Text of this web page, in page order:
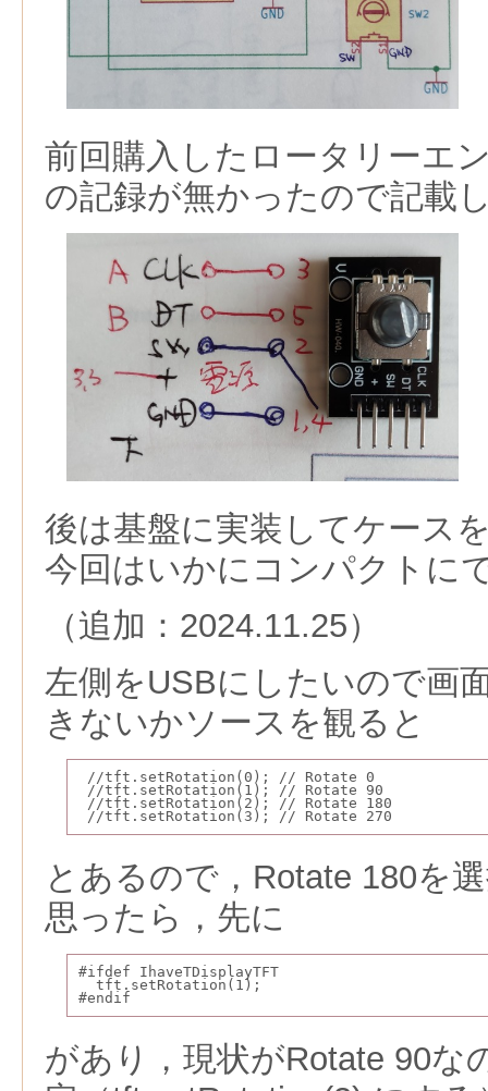
前回購入したロータリーエ
の記録が無かったので記載
後は基盤に実装してケース
今回はいかにコンパクトに
（追加：2024.11.25）
左側をUSBにしたいので画
きないかソースを観ると
//tft.setRotation(0); // Rotate 0
//tft.setRotation(1); // Rotate 90
//tft.setRotation(2); // Rotate 180
//tft.setRotation(3); // Rotate 270
とあるので，Rotate 180を
思ったら，先に
#ifdef IhaveTDisplayTFT
tft.setRotation(1);
#endif
があり，現状がRotate 90な